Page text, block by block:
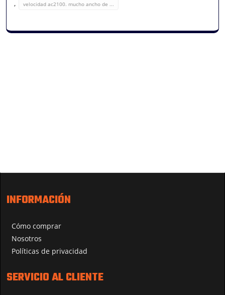
, velocidad ac2100. mucho ancho de ...
INFORMACIÓN
Cómo comprar
Nosotros
Políticas de privacidad
SERVICIO AL CLIENTE